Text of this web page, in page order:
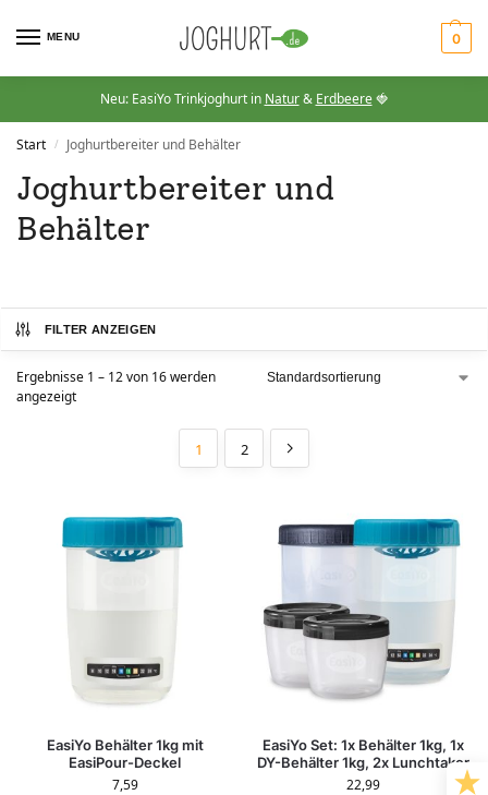
MENU 0
Neu: EasiYo Trinkjoghurt in Natur& Erdbeere🍓
Start / Joghurtbereiter und Behälter
Joghurtbereiter und
Behälter
FILTER ANZEIGEN
Ergebnisse 1 – 12 von 16 werden
angezeigt
1 2
EasiYo Behälter 1kg mit
EasiPour-Deckel
7,59
EasiYo Set: 1x Behälter 1kg, 1x
DY-Behälter 1kg, 2x Lunchtaker
22,99